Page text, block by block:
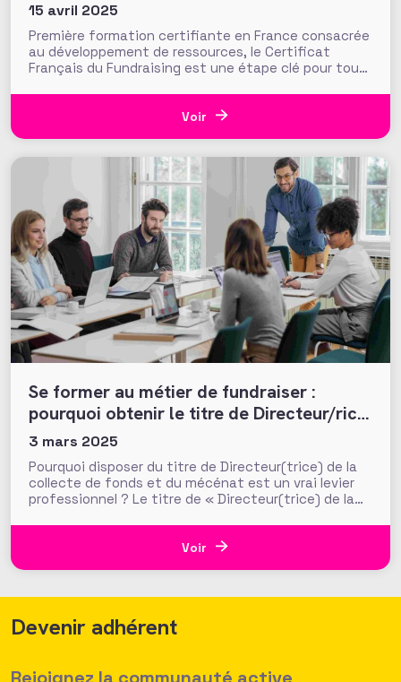
15 avril 2025
Première formation certifiante en France consacrée
au développement de ressources, le Certificat
Français du Fundraising est une étape clé pour tout
Mené en partenariat avec l’ESSEC Business School
et sa Chaire Philanthropie, le certificat est un
Voir
Se former au métier de fundraiser :
pourquoi obtenir le titre de Directeur/rice
de la collecte de fonds ?
3 mars 2025
Pourquoi disposer du titre de Directeur(trice) de la
collecte de fonds et du mécénat est un vrai levier
professionnel ? Le titre de « Directeur(trice) de la
l’Association Française des Fundraisers (AFF), est le
seul titre professionnel en France spécifiquement
Voir
Devenir adhérent